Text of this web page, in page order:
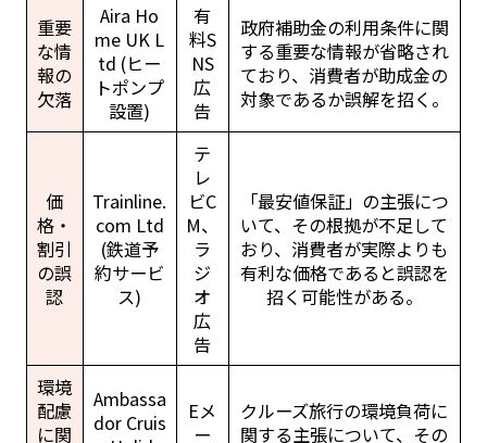
重要
な情
報の
欠落
Aira Ho
me UK L
td (ヒー
トポンプ
設置)
有
料S
NS
広
告
政府補助金の利用条件に関
する重要な情報が省略され
ており、消費者が助成金の
対象であるか誤解を招く。
価
格・
割引
の誤
認
Trainline.
com Ltd
(鉄道予
約サービ
ス)
テ
レ
ビC
M、
ラ
ジ
オ
広
告
「最安値保証」の主張につ
いて、その根拠が不足して
おり、消費者が実際よりも
有利な価格であると誤認を
招く可能性がある。
環境
配慮
に関
Ambassa
dor Cruis
Eメ
ー
クルーズ旅行の環境負荷に
関する主張について、その